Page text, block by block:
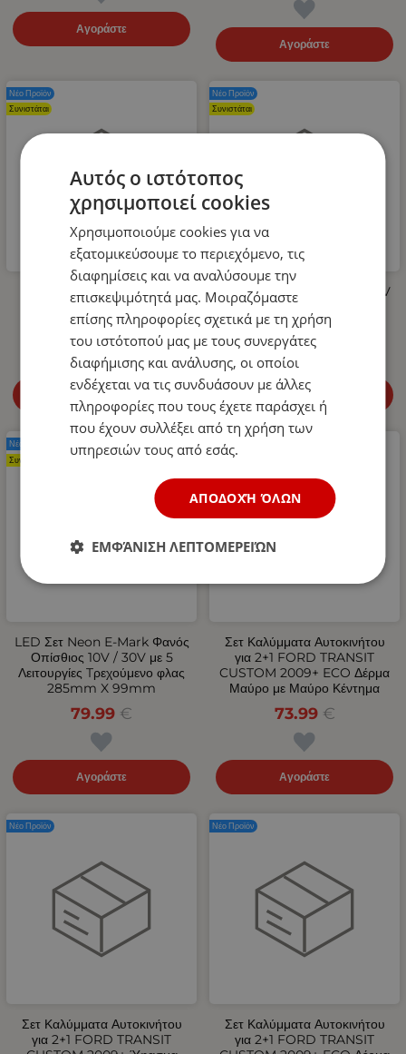
Αγοράστε
Αγοράστε
Λάστιχο Υψηλής Πίεσης για
Πλυστικό 400bar 10m
14.99 €
Αγοράστε
Νέο Προϊόν
Συνιστάται
LED Όγκου Τριπλό 12V / 24V
Πορτοκαλί 110mm x 30mm
4.99 €
Αγοράστε
Νέο Προϊόν
Συνιστάται
LED Σετ Neon Е-Мark Φανός
Οπίσθιος 10V / 30V με 5
Λειτουργίες Tρεχούμενο φλας
285mm X 99mm
79.99 €
Αγοράστε
Νέο Προϊόν
Συνιστάται
Σετ Καλύμματα Αυτοκινήτου
για 2+1 FORD TRANSIT
CUSTOM 2009+ ECO Δέρμα
Μαύρο με Μαύρο Κέντημα
73.99 €
Αγοράστε
Νέο Προϊόν
Σετ Καλύμματα Αυτοκινήτου
για 2+1 FORD TRANSIT
Νέο Προϊόν
Σετ Καλύμματα Αυτοκινήτου
για 2+1 FORD TRANSIT
Νέο Προϊόν
Αυτός ο ιστότοπος
χρησιμοποιεί cookies
Χρησιμοποιούμε cookies για να
εξατομικεύσουμε το περιεχόμενο, τις
διαφημίσεις και να αναλύσουμε την
επισκεψιμότητά μας. Μοιραζόμαστε
επίσης πληροφορίες σχετικά με τη χρήση
του ιστότοπού μας με τους συνεργάτες
διαφήμισης και ανάλυσης, οι οποίοι
ενδέχεται να τις συνδυάσουν με άλλες
πληροφορίες που τους έχετε παράσχει ή
που έχουν συλλέξει από τη χρήση των
υπηρεσιών τους από εσάς.
ΑΠΟΔΟΧΉ ΌΛΩΝ
ΕΜΦΆΝΙΣΗ ΛΕΠΤΟΜΕΡΕΙΏΝ